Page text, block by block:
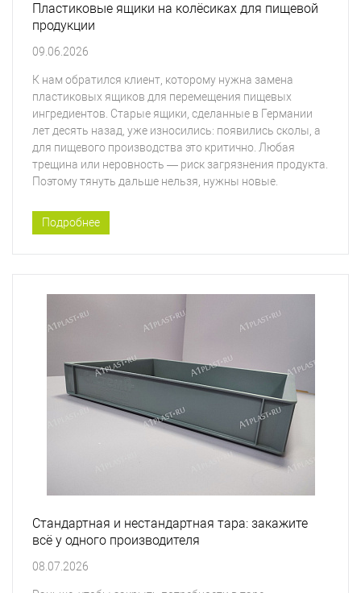
Пластиковые ящики на колёсиках для пищевой
продукции
09.06.2026
К нам обратился клиент, которому нужна замена
пластиковых ящиков для перемещения пищевых
ингредиентов. Старые ящики, сделанные в Германии
лет десять назад, уже износились: появились сколы, а
для пищевого производства это критично. Любая
трещина или неровность — риск загрязнения продукта.
Поэтому тянуть дальше нельзя, нужны новые.
Подробнее
Стандартная и нестандартная тара: закажите
всё у одного производителя
08.07.2026